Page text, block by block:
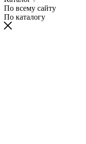
По всему сайту
По каталогу